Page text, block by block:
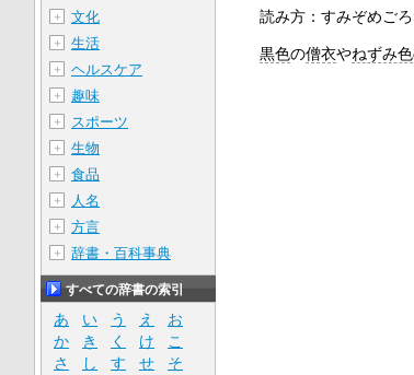
読み方：すみぞめごろ
黒色の僧衣やねずみ色
＋ 文化
＋ 生活
＋ ヘルスケア
＋ 趣味
＋ スポーツ
＋ 生物
＋ 食品
＋ 人名
＋ 方言
＋ 辞書・百科事典
すべての辞書の索引
あ い う え
お
か
き く け
こ
さ
し す せ
そ